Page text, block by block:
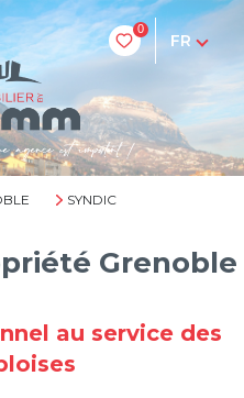
0
FR
SYNDIC
Grenoble
au service des